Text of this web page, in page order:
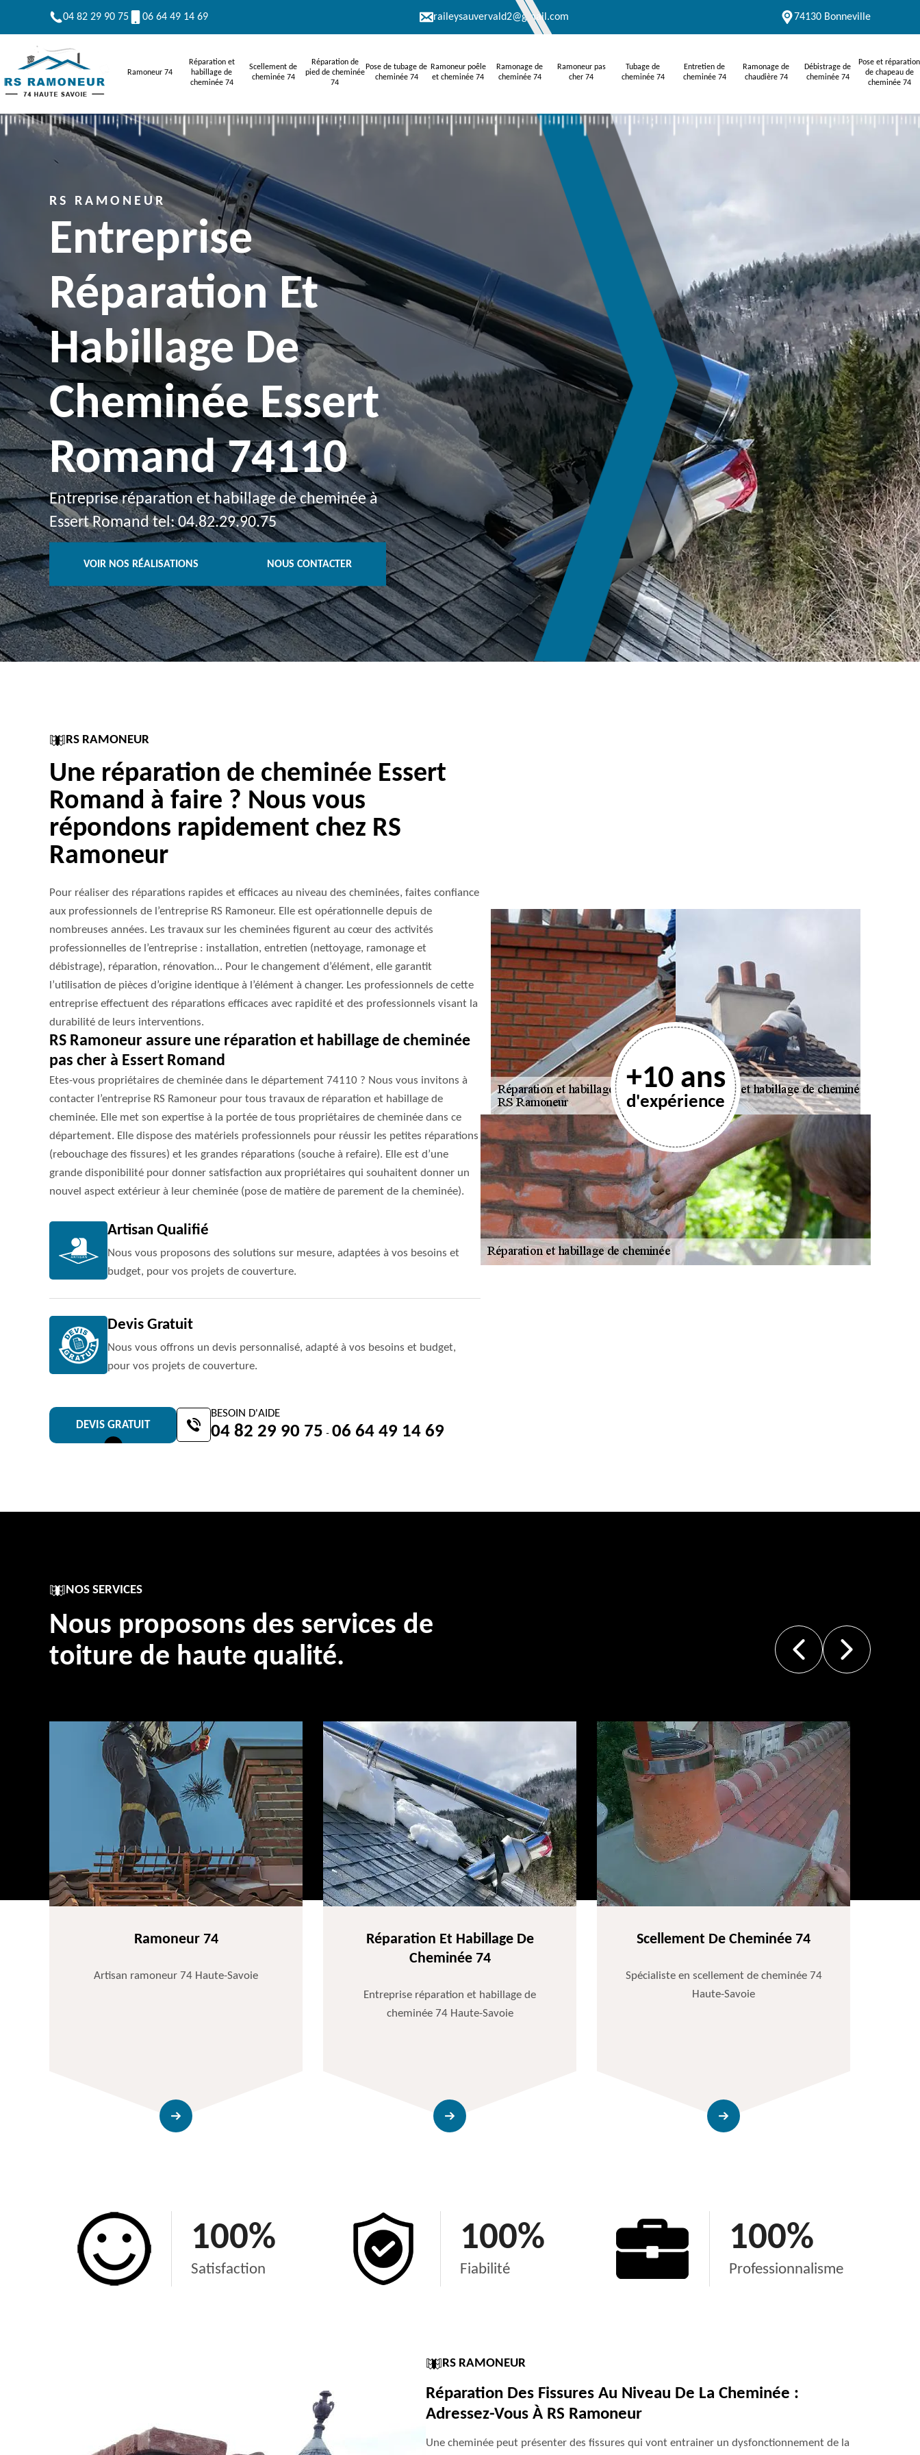
04 82 29 90 75 06 64 49 14 69 raileysauvervald2@gmail.com 74130 Bonneville
Ramoneur 74
Réparation et
habillage de
cheminée 74
Scellement de
cheminée 74
Réparation de
pied de cheminée
74
Pose de tubage de
cheminée 74
Ramoneur poêle
et cheminée 74
Ramonage de
cheminée 74
Ramoneur pas
cher 74
Tubage de
cheminée 74
Entretien de
cheminée 74
Ramonage de
chaudière 74
Débistrage de
cheminée 74
Pose et réparation
de chapeau de
cheminée 74
RS RAMONEUR
Entreprise
Réparation Et
Habillage De
Cheminée Essert
Romand 74110
Entreprise réparation et habillage de cheminée à
Essert Romand tel: 04.82.29.90.75
VOIR NOS RÉALISATIONS NOUS CONTACTER
RS RAMONEUR
Une réparation de cheminée Essert
Romand à faire ? Nous vous
répondons rapidement chez RS
Ramoneur
Pour réaliser des réparations rapides et efficaces au niveau des cheminées, faites confiance
aux professionnels de l’entreprise RS Ramoneur. Elle est opérationnelle depuis de
nombreuses années. Les travaux sur les cheminées figurent au cœur des activités
professionnelles de l’entreprise : installation, entretien (nettoyage, ramonage et
débistrage), réparation, rénovation… Pour le changement d’élément, elle garantit
l’utilisation de pièces d’origine identique à l’élément à changer. Les professionnels de cette
entreprise effectuent des réparations efficaces avec rapidité et des professionnels visant la
durabilité de leurs interventions.
RS Ramoneur assure une réparation et habillage de cheminée
pas cher à Essert Romand
Etes-vous propriétaires de cheminée dans le département 74110 ? Nous vous invitons à
contacter l’entreprise RS Ramoneur pour tous travaux de réparation et habillage de
cheminée. Elle met son expertise à la portée de tous propriétaires de cheminée dans ce
département. Elle dispose des matériels professionnels pour réussir les petites réparations
(rebouchage des fissures) et les grandes réparations (souche à refaire). Elle est d’une
grande disponibilité pour donner satisfaction aux propriétaires qui souhaitent donner un
nouvel aspect extérieur à leur cheminée (pose de matière de parement de la cheminée).
Artisan Qualifié
Nous vous proposons des solutions sur mesure, adaptées à vos besoins et
budget, pour vos projets de couverture.
Devis Gratuit
Nous vous offrons un devis personnalisé, adapté à vos besoins et budget,
pour vos projets de couverture.
DEVIS GRATUIT
BESOIN D'AIDE
04 82 29 90 75 - 06 64 49 14 69
+10 ans
d'expérience
NOS SERVICES
Nous proposons des services de
toiture de haute qualité.
Ramoneur 74
Artisan ramoneur 74 Haute-Savoie
Réparation Et Habillage De
Cheminée 74
Entreprise réparation et habillage de
cheminée 74 Haute-Savoie
Scellement De Cheminée 74
Spécialiste en scellement de cheminée 74
Haute-Savoie
100%
Satisfaction
100%
Fiabilité
100%
Professionnalisme
RS RAMONEUR
Réparation Des Fissures Au Niveau De La Cheminée :
Adressez-Vous À RS Ramoneur
Une cheminée peut présenter des fissures qui vont entrainer un dysfonctionnement de la